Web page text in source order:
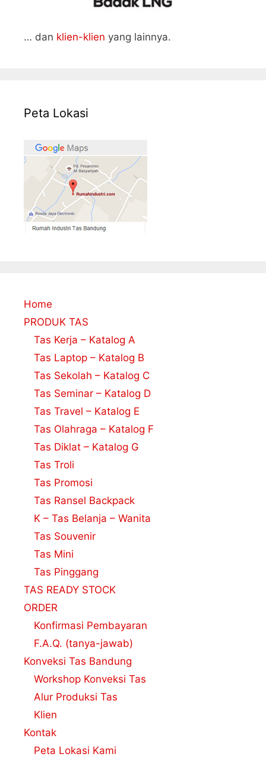
… dan klien-klien yang lainnya.
Peta Lokasi
Home
PRODUK TAS
Tas Kerja – Katalog A
Tas Laptop – Katalog B
Tas Sekolah – Katalog C
Tas Seminar – Katalog D
Tas Travel – Katalog E
Tas Olahraga – Katalog F
Tas Diklat – Katalog G
Tas Troli
Tas Promosi
Tas Ransel Backpack
K – Tas Belanja – Wanita
Tas Souvenir
Tas Mini
Tas Pinggang
TAS READY STOCK
ORDER
Konfirmasi Pembayaran
F.A.Q. (tanya-jawab)
Konveksi Tas Bandung
Workshop Konveksi Tas
Alur Produksi Tas
Klien
Kontak
Peta Lokasi Kami